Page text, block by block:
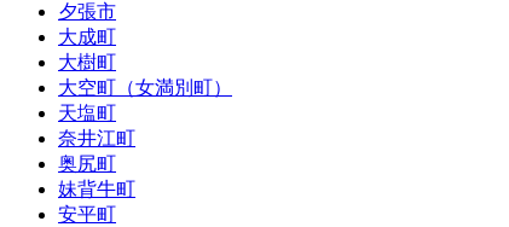
夕張市
大成町
大樹町
大空町（女満別町）
天塩町
奈井江町
奥尻町
妹背牛町
安平町